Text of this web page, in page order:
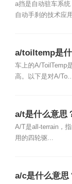
a挡是自动驻车系
自动手刹的技术应
a/toiltemp是什
车上的A/ToilTemp
高。以下是对A/To...
a/t是什么意思
A/T是all-terrain，
用的四轮驱...
a/c是什么意思